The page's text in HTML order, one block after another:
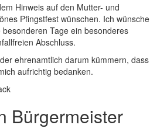
Hinweis auf den Mutter- und
Pfingstfest wünschen. Ich wünsche
Tage ein besonderes
Abschluss.
ehrenamtlich darum kümmern, dass
aufrichtig bedanken.
Bürgermeister